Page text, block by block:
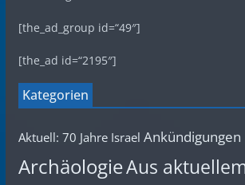
[the_ad_group id=“49″]
[the_ad id=“2195″]
Kategorien
Aktuell: 70 Jahre Israel Ankündigungen
ArchäologieAus